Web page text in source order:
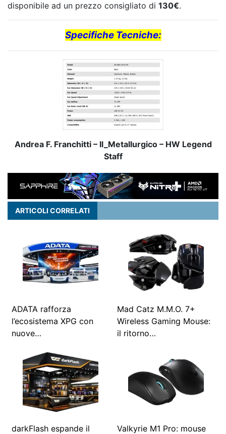
disponibile ad un prezzo consigliato di 130€.
Specifiche Tecniche:
Andrea F. Franchitti – Il_Metallurgico – HW Legend
Staff
ARTICOLI CORRELATI
ADATA rafforza
l’ecosistema XPG con
nuove…
Mad Catz M.M.O. 7+
Wireless Gaming Mouse:
il ritorno…
darkFlash espande il
Valkyrie M1 Pro: mouse